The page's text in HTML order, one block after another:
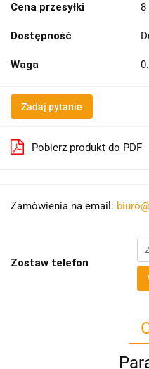
Cena przesyłki 8
Dostępność
Waga
Zadaj pytanie
Pobierz produkt do PDF
Zamówienia na email:
Zostaw telefon